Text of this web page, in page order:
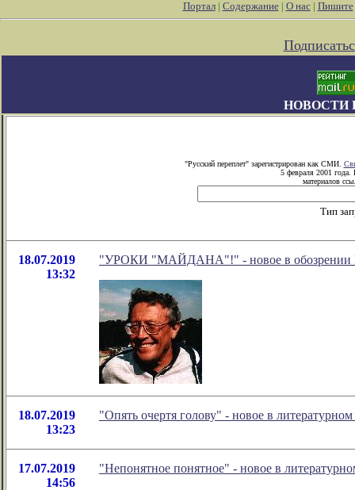
Портал| Содержание| О нас| Пишите
НОВОСТИ
"Русский переплет" зарегистрирован как СМИ.
5 февраля 2001 года.
материалов
Тип
18.07.2019
13:32
"УРОКИ "МАЙДАНА"!" - новое в обозрении
18.07.2019
13:23
"Опять очертя голову" - новое в
17.07.2019
14:56
"Непонятное понятное" - новое в